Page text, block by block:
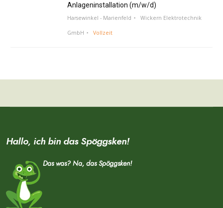
Anlageninstallation (m/w/d)
Harsewinkel - Marienfeld Wickern Elektrotechnik
GmbH Vollzeit
Hallo, ich bin das Spöggsken!
Das was? Na, das Spöggsken!